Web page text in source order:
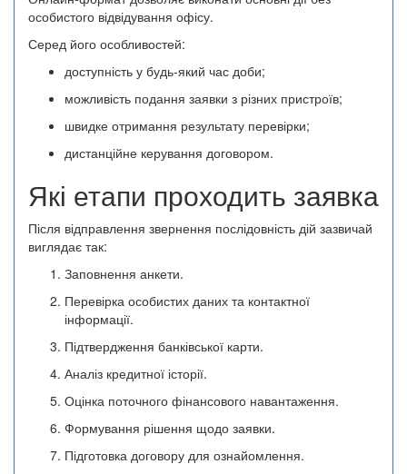
особистого відвідування офісу.
Серед його особливостей:
доступність у будь-який час доби;
можливість подання заявки з різних пристроїв;
швидке отримання результату перевірки;
дистанційне керування договором.
Які етапи проходить заявка
Після відправлення звернення послідовність дій зазвичай
виглядає так:
Заповнення анкети.
Перевірка особистих даних та контактної
інформації.
Підтвердження банківської карти.
Аналіз кредитної історії.
Оцінка поточного фінансового навантаження.
Формування рішення щодо заявки.
Підготовка договору для ознайомлення.